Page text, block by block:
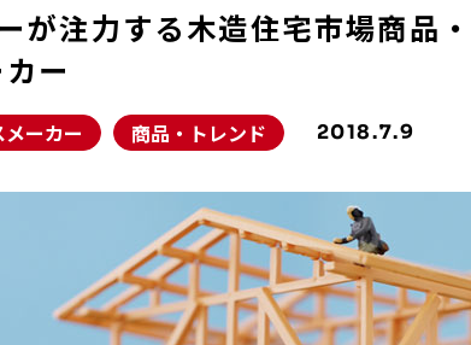
が注力する木造住宅市場商品
ー
ーカー 商品・トレンド 2018.7.9